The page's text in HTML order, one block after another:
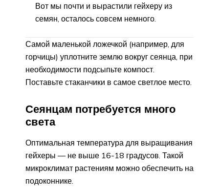
Вот мы почти и вырастили гейхеру из
семян, осталось совсем немного.
Самой маленькой ложечкой (например, для
горчицы) уплотните землю вокруг сеянца, при
необходимости подсыпьте компост.
Поставьте стаканчики в самое светлое место.
Сеянцам потребуется много
света
Оптимальная температура для выращивания
гейхеры — не выше 16-18 градусов. Такой
микроклимат растениям можно обеспечить на
подоконнике.